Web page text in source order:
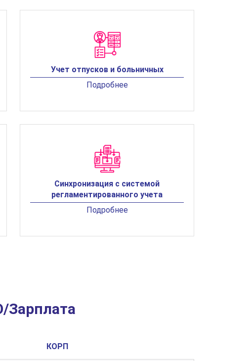
Учет отпусков и больничных
Подробнее
Синхронизация с системой
регламентированного учета
Подробнее
КОРП